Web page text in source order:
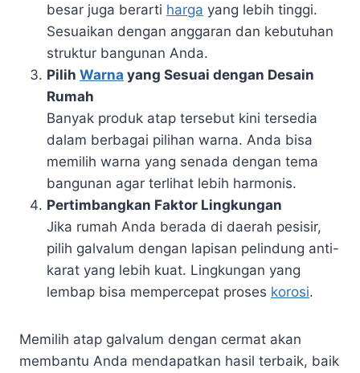
besar juga berarti harga yang lebih tinggi.
Sesuaikan dengan anggaran dan kebutuhan
struktur bangunan Anda.
Pilih Warna yang Sesuai dengan Desain
Rumah
Banyak produk atap tersebut kini tersedia
dalam berbagai pilihan warna. Anda bisa
memilih warna yang senada dengan tema
bangunan agar terlihat lebih harmonis.
Pertimbangkan Faktor Lingkungan
Jika rumah Anda berada di daerah pesisir,
pilih galvalum dengan lapisan pelindung anti-
karat yang lebih kuat. Lingkungan yang
lembap bisa mempercepat proses korosi.
Memilih atap galvalum dengan cermat akan
membantu Anda mendapatkan hasil terbaik, baik